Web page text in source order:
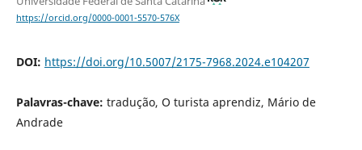
https://orcid.org/0000-0001-5570-576X
DOI: https://doi.org/10.5007/2175-7968.2024.e104207
Palavras-chave: tradução, O turista aprendiz, Mário de
Andrade